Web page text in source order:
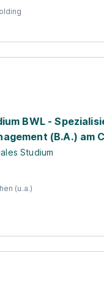
BWL -
(B.A.) am
Studium
(u.a.)